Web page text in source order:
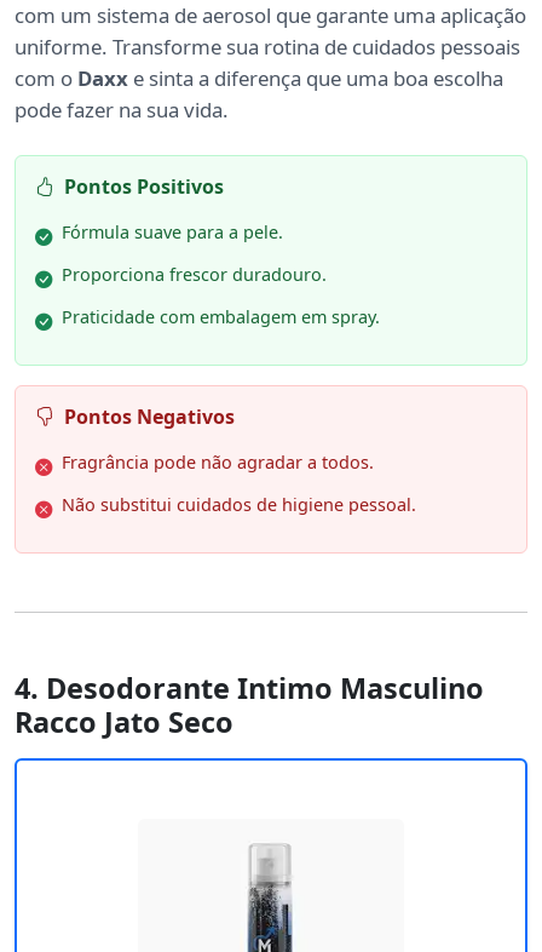
com um sistema de aerosol que garante uma aplicação
uniforme. Transforme sua rotina de cuidados pessoais
com o Daxx e sinta a diferença que uma boa escolha
pode fazer na sua vida.
Pontos Positivos
Fórmula suave para a pele.
Proporciona frescor duradouro.
Praticidade com embalagem em spray.
Pontos Negativos
Fragrância pode não agradar a todos.
Não substitui cuidados de higiene pessoal.
4. Desodorante Intimo Masculino
Racco Jato Seco